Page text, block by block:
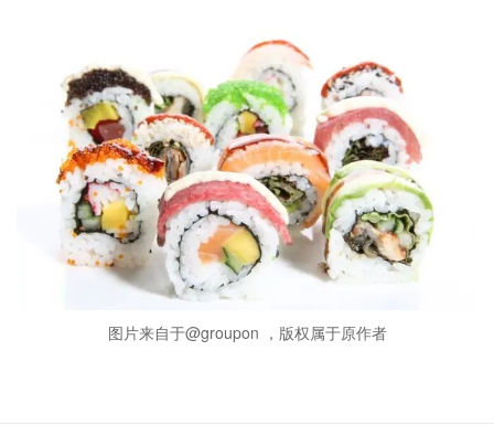
图片来自于@groupon ，版权属于原作者